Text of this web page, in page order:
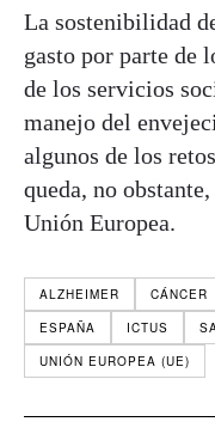
La sostenibilidad
gasto por parte de
de los servicios
manejo del
algunos de los
queda, no
Unión Europea.
ALZHEIMER CÁNCER
ESPAÑA
ICTUS
UNIÓN EUROPEA (UE)